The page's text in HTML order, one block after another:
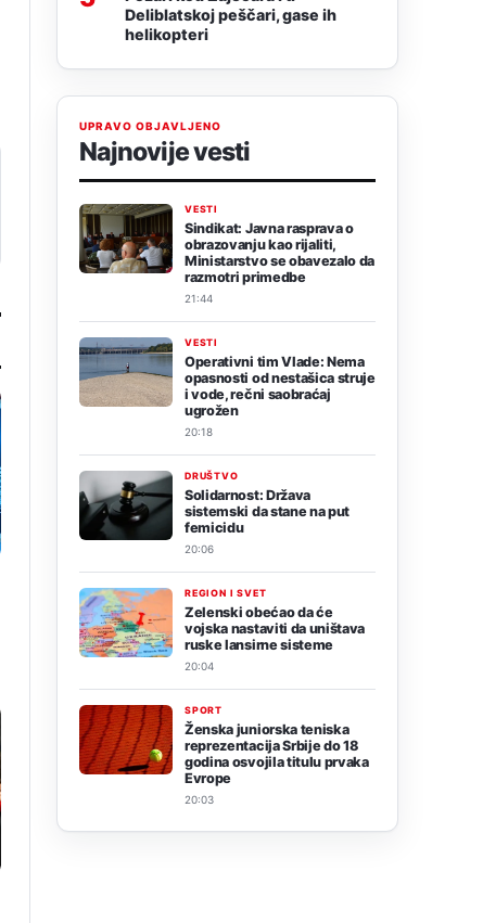
Deliblatskoj peščari, gase ih
helikopteri
UPRAVO OBJAVLJENO
Najnovije vesti
VESTI
Sindikat: Javna rasprava o
obrazovanju kao rijaliti,
Ministarstvo se obavezalo da
razmotri primedbe
21:44
VESTI
Operativni tim Vlade: Nema
opasnosti od nestašica struje
i vode, rečni saobraćaj
ugrožen
20:18
DRUŠTVO
Solidarnost: Država
sistemski da stane na put
femicidu
20:06
REGION I SVET
Zelenski obećao da će
vojska nastaviti da uništava
ruske lansirne sisteme
20:04
SPORT
Ženska juniorska teniska
reprezentacija Srbije do 18
godina osvojila titulu prvaka
Evrope
20:03